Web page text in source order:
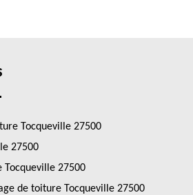
Tocqueville 27500
27500
27500
de toiture Tocqueville 27500